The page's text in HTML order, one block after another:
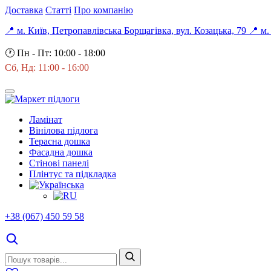
Доставка Статті Про компанію
📍 м. Київ, Петропавлівська Борщагівка, вул. Козацька, 79 📍 м.
🕐 Пн - Пт: 10:00 - 18:00
Сб, Нд: 11:00 - 16:00
Ламінат
Вінілова підлога
Терасна дошка
Фасадна дошка
Стінові панелі
Плінтус та підкладка
+38 (067) 450 59 58